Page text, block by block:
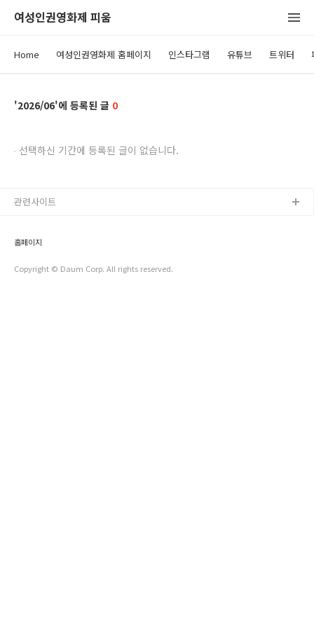
여성인권영화제 피움
Home 여성인권영화제 홈페이지 인스타그램 유튜브 트위터
2026/06 0
선택하신 기간에 등록된 글이 없습니다.
홈페이지
Copyright © Daum Corp. All rights reserved.
관련사이트